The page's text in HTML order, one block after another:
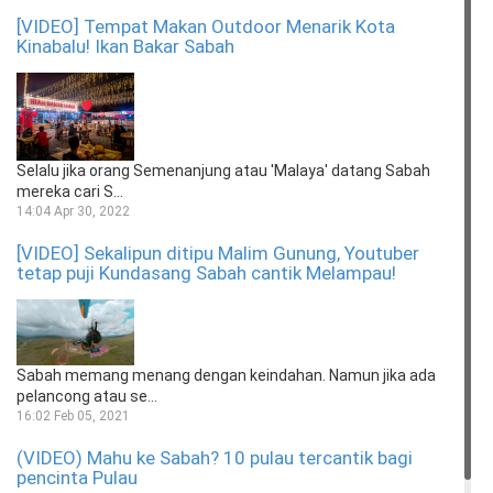
[VIDEO] Tempat Makan Outdoor Menarik Kota
Kinabalu! Ikan Bakar Sabah
Selalu jika orang Semenanjung atau 'Malaya' datang Sabah
mereka cari S...
14:04 Apr 30, 2022
[VIDEO] Sekalipun ditipu Malim Gunung, Youtuber
tetap puji Kundasang Sabah cantik Melampau!
Sabah memang menang dengan keindahan. Namun jika ada
pelancong atau se...
16:02 Feb 05, 2021
(VIDEO) Mahu ke Sabah? 10 pulau tercantik bagi
pencinta Pulau